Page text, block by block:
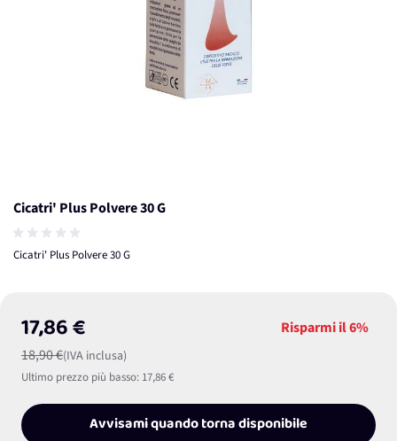
Cicatri' Plus Polvere 30 G
Cicatri' Plus Polvere 30 G
17,86 €
18,90 €(IVA inclusa)
Risparmi il6%
Ultimo prezzo più basso: 17,86 €
Avvisami quando torna disponibile